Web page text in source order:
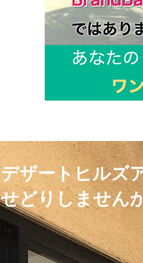
デザートヒルズ
せどりしません